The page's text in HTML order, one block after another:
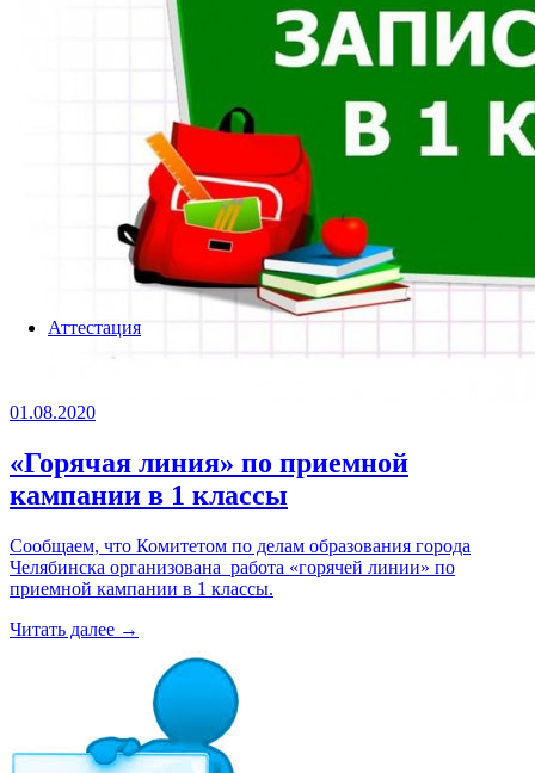
Аттестация
01.08.2020
«Горячая линия» по приемной
кампании в 1 классы
Сообщаем, что Комитетом по делам образования города
Челябинска организована работа «горячей линии» по
приемной кампании в 1 классы.
Читать далее →